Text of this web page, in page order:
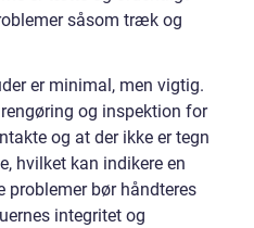
såsom træk og
er minimal, men vigtig.
og inspektion for
og at der ikke er tegn
hvilket kan indikere en
problemer bør håndteres
integritet og